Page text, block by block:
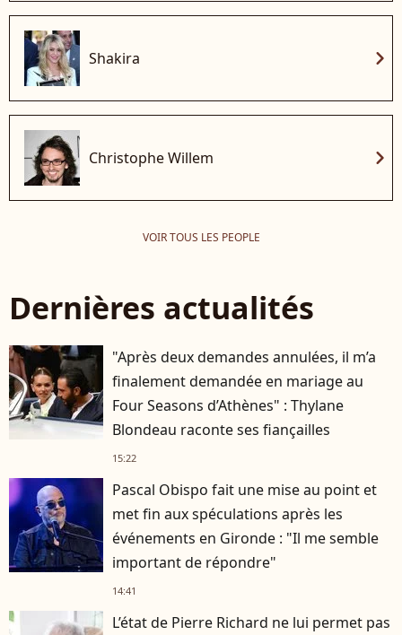
Shakira chevron_right
Christophe Willem chevron_right
VOIR TOUS LES PEOPLE
Dernières actualités
"Après deux demandes annulées, il m’a
finalement demandée en mariage au
Four Seasons d’Athènes" : Thylane
Blondeau raconte ses fiançailles
15:22
Pascal Obispo fait une mise au point et
met fin aux spéculations après les
événements en Gironde : "Il me semble
important de répondre"
14:41
L’état de Pierre Richard ne lui permet pas